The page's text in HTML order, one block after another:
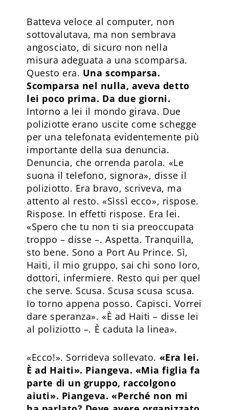
Batteva veloce al computer, non
sottovalutava, ma non sembrava
angosciato, di sicuro non nella
misura adeguata a una scomparsa.
Questo era. Una scomparsa.
Scomparsa nel nulla, aveva detto
lei poco prima. Da due giorni.
Intorno a lei il mondo girava. Due
poliziotte erano uscite come schegge
per una telefonata evidentemente più
importante della sua denuncia.
Denuncia, che orrenda parola. «Le
suona il telefono, signora», disse il
poliziotto. Era bravo, scriveva, ma
attento al resto. «Sìssì ecco», rispose.
Rispose. In effetti rispose. Era lei.
«Spero che tu non ti sia preoccupata
troppo – disse –. Aspetta. Tranquilla,
sto bene. Sono a Port Au Prince. Sì,
Haiti, il mio gruppo, sai chi sono loro,
dottori, infermiere. Resto qui per quel
che serve. Scusa. Scusa scusa scusa.
Io torno appena posso. Capisci. Vorrei
dare speranza». «È ad Haiti – disse lei
al poliziotto –. È caduta la linea».
«Ecco!». Sorrideva sollevato. «Era lei.
È ad Haiti». Piangeva. «Mia figlia fa
parte di un gruppo, raccolgono
aiuti». Piangeva. «Perché non mi